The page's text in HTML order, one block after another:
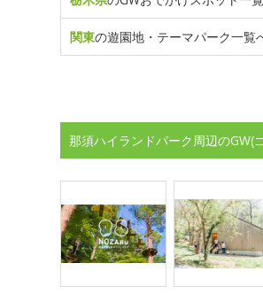
関東の遊園地・テーマパーク一覧
那須ハイランドパーク周辺のGW(